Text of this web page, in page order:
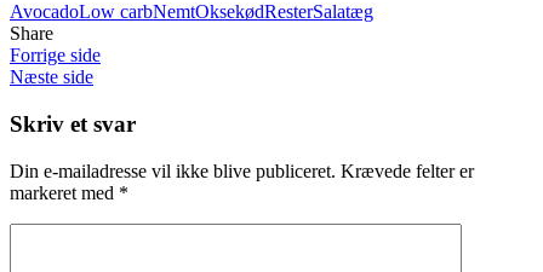
AvocadoLow carbNemtOksekødResterSalatæg
Share
Forrige side
Næste side
Skriv et svar
Din e-mailadresse vil ikke blive publiceret. Krævede felter er
markeret med *